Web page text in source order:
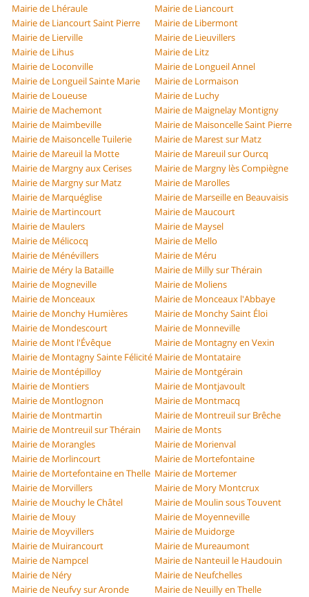
Mairie de Lhéraule
Mairie de Liancourt
Mairie de Liancourt Saint Pierre
Mairie de Libermont
Mairie de Lierville
Mairie de Lieuvillers
Mairie de Lihus
Mairie de Litz
Mairie de Loconville
Mairie de Longueil Annel
Mairie de Longueil Sainte Marie
Mairie de Lormaison
Mairie de Loueuse
Mairie de Luchy
Mairie de Machemont
Mairie de Maignelay Montigny
Mairie de Maimbeville
Mairie de Maisoncelle Saint Pierre
Mairie de Maisoncelle Tuilerie
Mairie de Marest sur Matz
Mairie de Mareuil la Motte
Mairie de Mareuil sur Ourcq
Mairie de Margny aux Cerises
Mairie de Margny lès Compiègne
Mairie de Margny sur Matz
Mairie de Marolles
Mairie de Marquéglise
Mairie de Marseille en Beauvaisis
Mairie de Martincourt
Mairie de Maucourt
Mairie de Maulers
Mairie de Maysel
Mairie de Mélicocq
Mairie de Mello
Mairie de Ménévillers
Mairie de Méru
Mairie de Méry la Bataille
Mairie de Milly sur Thérain
Mairie de Mogneville
Mairie de Moliens
Mairie de Monceaux
Mairie de Monceaux l'Abbaye
Mairie de Monchy Humières
Mairie de Monchy Saint Éloi
Mairie de Mondescourt
Mairie de Monneville
Mairie de Mont l'Évêque
Mairie de Montagny en Vexin
Mairie de Montagny Sainte Félicité Mairie de Montataire
Mairie de Montépilloy
Mairie de Montgérain
Mairie de Montiers
Mairie de Montjavoult
Mairie de Montlognon
Mairie de Montmacq
Mairie de Montmartin
Mairie de Montreuil sur Brêche
Mairie de Montreuil sur Thérain
Mairie de Monts
Mairie de Morangles
Mairie de Morienval
Mairie de Morlincourt
Mairie de Mortefontaine
Mairie de Mortefontaine en Thelle Mairie de Mortemer
Mairie de Morvillers
Mairie de Mory Montcrux
Mairie de Mouchy le Châtel
Mairie de Moulin sous Touvent
Mairie de Mouy
Mairie de Moyenneville
Mairie de Moyvillers
Mairie de Muidorge
Mairie de Muirancourt
Mairie de Mureaumont
Mairie de Nampcel
Mairie de Nanteuil le Haudouin
Mairie de Néry
Mairie de Neufchelles
Mairie de Neufvy sur Aronde
Mairie de Neuilly en Thelle